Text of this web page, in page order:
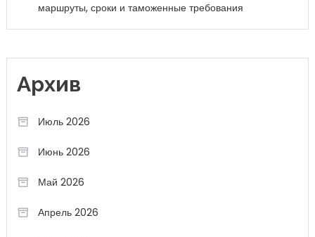
маршруты, сроки и таможенные требования
Архив
Июль 2026
Июнь 2026
Май 2026
Апрель 2026